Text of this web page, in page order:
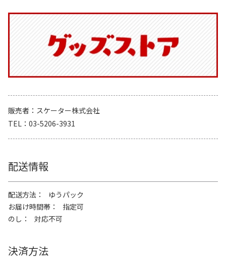
販売者
スケーター株式会社
TEL
03-5206-3931
配送情報
配送方法
ゆうパック
お届け時間帯
指定可
のし
対応不可
決済方法